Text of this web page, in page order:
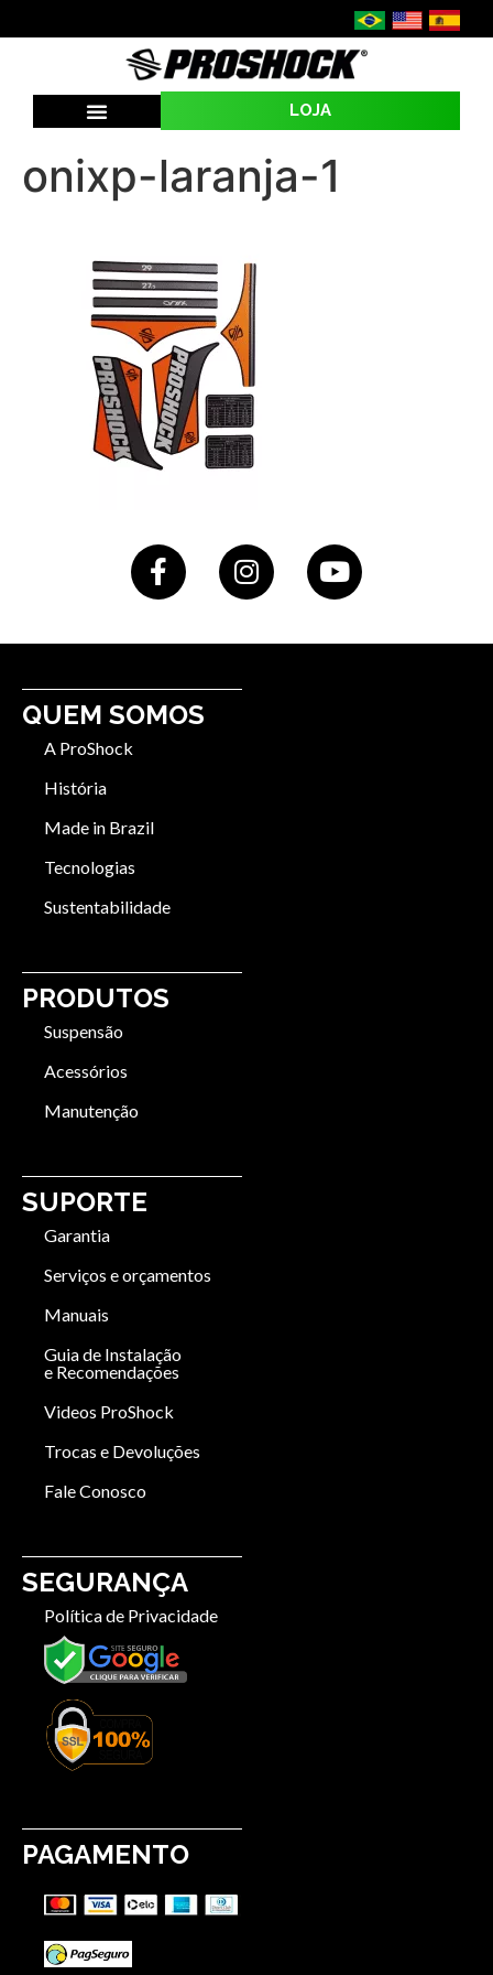
LOJA
onixp-laranja-1
QUEM SOMOS
A ProShock
História
Made in Brazil
Tecnologias
Sustentabilidade
PRODUTOS
Suspensão
Acessórios
Manutenção
SUPORTE
Garantia
Serviços e orçamentos
Manuais
Guia de Instalação
e Recomendações
Videos ProShock
Trocas e Devoluções
Fale Conosco
SEGURANÇA
Política de Privacidade
PAGAMENTO